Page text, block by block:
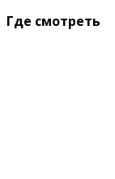
Где смотреть